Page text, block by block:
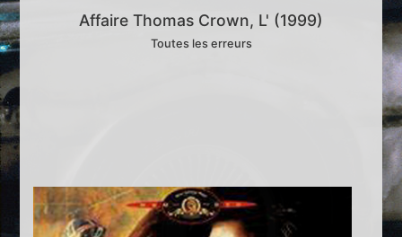
Affaire Thomas Crown, L' (1999)
Toutes les erreurs